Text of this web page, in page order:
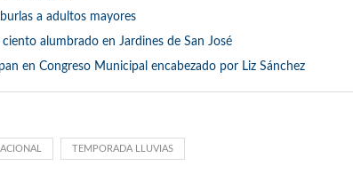
a adultos mayores
alumbrado en Jardines de San José
en Congreso Municipal encabezado por Liz Sánchez
TEMPORADA LLUVIAS